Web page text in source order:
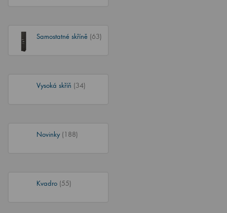
Samostatné skříně (63)
Vysoká skříň (34)
Novinky (188)
Kvadro (55)